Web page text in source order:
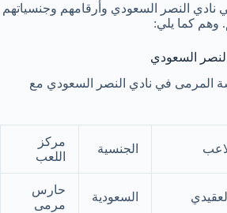
نادي النصر السعودي وأرقامهم وجنسياتهم
وهم كما يلي:
السعودي
المرمى في نادي النصر السعودي مع
الجنسية
مركز
اللعب
السعودية
حارس
مرمى